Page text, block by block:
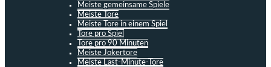
Meiste gemeinsame Spiele
Meiste Tore
Meiste Tore in einem Spiel
Tore pro Spiel
Tore pro 90 Minuten
Meiste Jokertore
Meiste Last-Minute-Tore